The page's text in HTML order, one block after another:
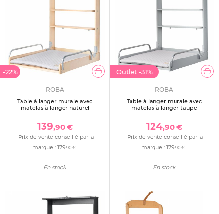
-22%
ROBA
Table à langer murale avec
matelas à langer naturel
139,90 €
Prix de vente conseillé par la
marque : 179 ,90 €
En stock
Outlet -31%
ROBA
Table à langer murale avec
matelas à langer taupe
124,90 €
Prix de vente conseillé par la
marque :179 ,90 €
En stock